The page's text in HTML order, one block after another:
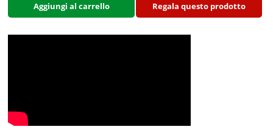
Aggiungi al carrello Regala questo prodotto